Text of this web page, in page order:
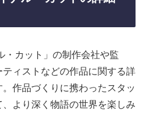
・カット」の制作会社や監
ィストなどの作品に関する詳
作品づくりに携わったスタッ
より深く物語の世界を楽しみ